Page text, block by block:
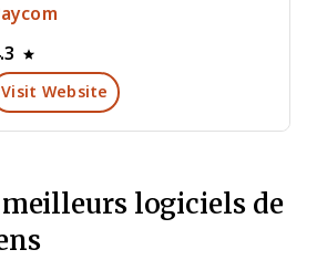
Visit Website
logiciels de